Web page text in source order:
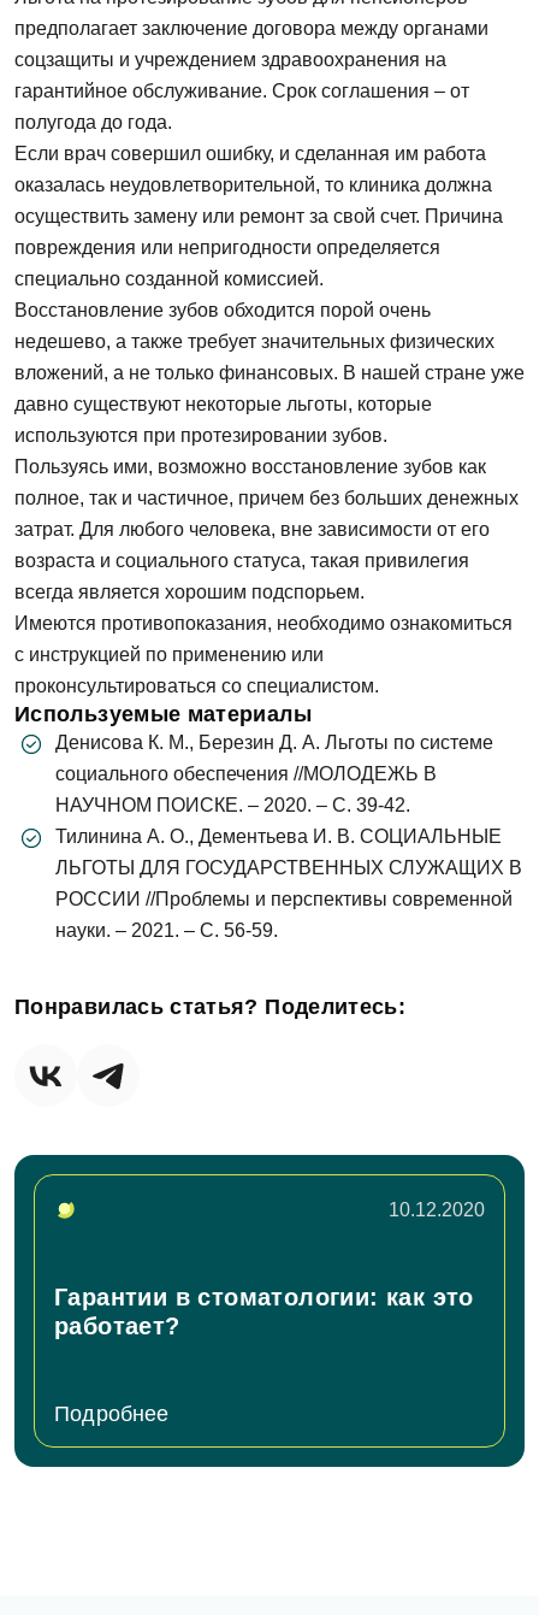
предполагает заключение договора между органами
соцзащиты и учреждением здравоохранения на
гарантийное обслуживание. Срок соглашения – от
полугода до года.
Если врач совершил ошибку, и сделанная им работа
оказалась неудовлетворительной, то клиника должна
осуществить замену или ремонт за свой счет. Причина
повреждения или непригодности определяется
специально созданной комиссией.
Восстановление зубов обходится порой очень
недешево, а также требует значительных физических
вложений, а не только финансовых. В нашей стране уже
давно существуют некоторые льготы, которые
используются при протезировании зубов.
Пользуясь ими, возможно восстановление зубов как
полное, так и частичное, причем без больших денежных
затрат. Для любого человека, вне зависимости от его
возраста и социального статуса, такая привилегия
всегда является хорошим подспорьем.
Имеются противопоказания, необходимо ознакомиться
с инструкцией по применению или
проконсультироваться со специалистом.
Используемые материалы
Денисова К. М., Березин Д. А. Льготы по системе
социального обеспечения //МОЛОДЕЖЬ В
НАУЧНОМ ПОИСКЕ. – 2020. – С. 39-42.
Тилинина А. О., Дементьева И. В. СОЦИАЛЬНЫЕ
ЛЬГОТЫ ДЛЯ ГОСУДАРСТВЕННЫХ СЛУЖАЩИХ В
РОССИИ //Проблемы и перспективы современной
науки. – 2021. – С. 56-59.
Понравилась статья? Поделитесь:
10.12.2020
Гарантии в стоматологии: как это
работает?
Подробнее